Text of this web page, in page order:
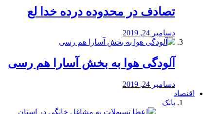
تصادف در محدوده درده خدا لع
دسامبر 24, 2019
آلودگی هوا به بخش آسارا هم رسی
دسامبر 24, 2019
اقتصاد
بانک